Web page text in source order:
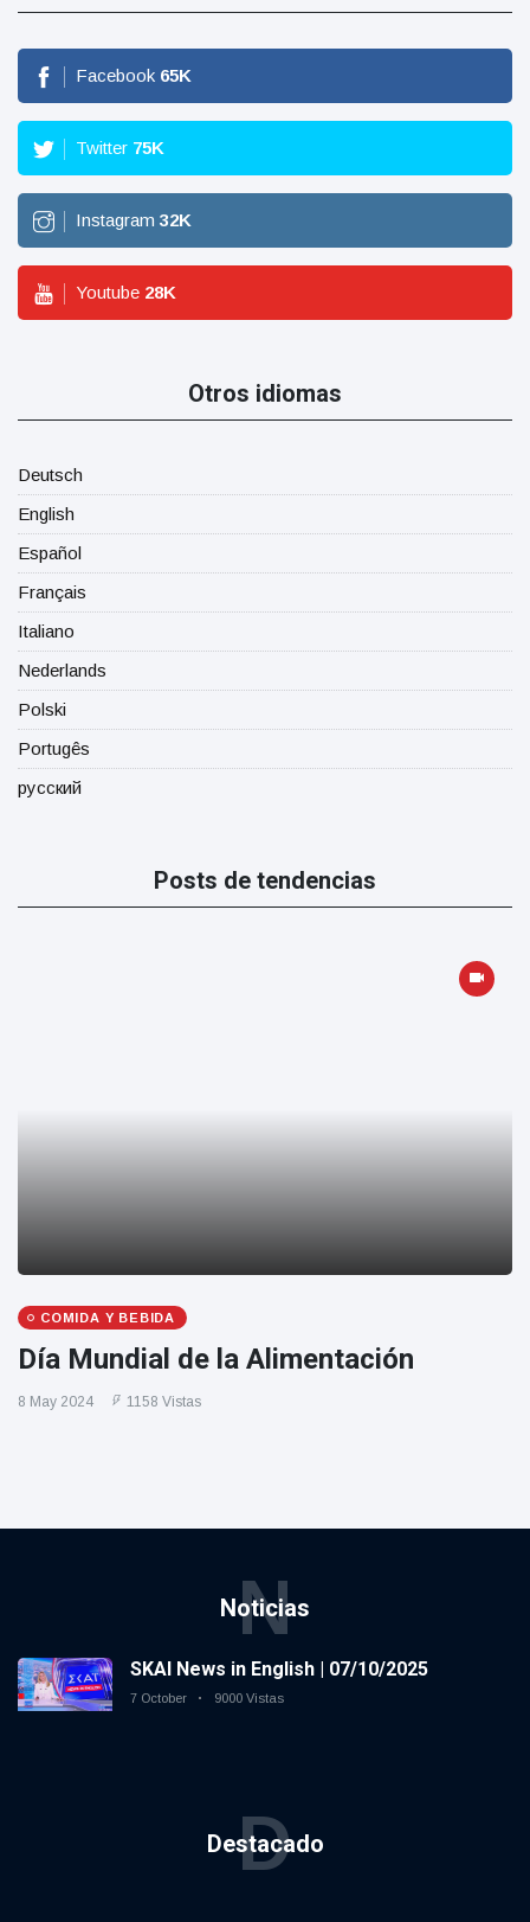
Facebook 65K
Twitter 75K
Instagram 32K
Youtube 28K
Otros idiomas
Deutsch
English
Español
Français
Italiano
Nederlands
Polski
Portugês
русский
Posts de tendencias
COMIDA Y BEBIDA
Día Mundial de la Alimentación
8 May 2024 1158 Vistas
Noticias
N
SKAI News in English | 07/10/2025
7 October 9000 Vistas
Destacado
D